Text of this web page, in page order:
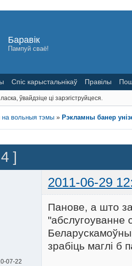
Баравік
Пампуй сваё!
Спіс карыстальнікаў Правілы
ўвайдзіце ці зарэгіструйцеся.
на вольныя тэмы » Рэкламны банер
]
2011-06-29
07-22
Панове, а што
"абслугоуванне
зрабіць маглі б